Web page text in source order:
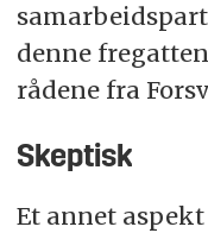
denne
rådene fra
Skeptisk
Et annet